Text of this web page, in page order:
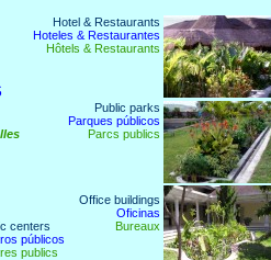
Hotel & Restaurants
Hoteles & Restaurantes
Hôtels & Restaurants
Public parks
Parques públicos
Parcs publics
Office buildings
Oficinas
centers
Bureaux
públicos
publics